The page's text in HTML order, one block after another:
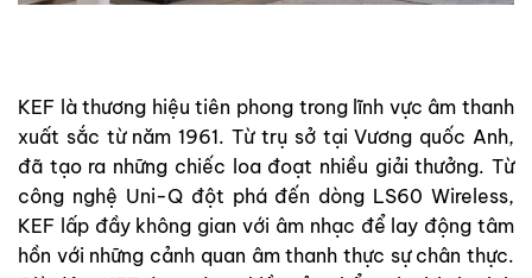
KEF là thương hiệu tiên phong trong lĩnh vực âm thanh
xuất sắc từ năm 1961. Từ trụ sở tại Vương quốc Anh,
đã tạo ra những chiếc loa đoạt nhiều giải thưởng. Từ
công nghệ Uni-Q đột phá đến dòng LS60 Wireless,
KEF lấp đầy không gian với âm nhạc để lay động tâm
hồn với những cảnh quan âm thanh thực sự chân thực.